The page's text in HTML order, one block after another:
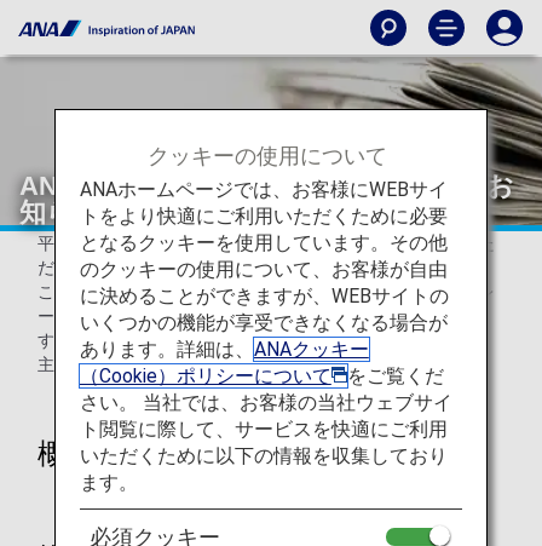
ANAマイレージクラブ会員規約改定のお
知らせ
平素よりANA便ならびにANAマイレージクラブをご利用いた
だき、誠にありがとうございます。
この度、2022年4月11日（月）を改定日として、ANAマイレ
ージクラブ会員規約を一部変更する旨をお知らせいたしま
す。
主な改定点は以下の通りです。
概要
クッキーの使用について
ANAホームページでは、お客様にWEBサイ
トをより快適にご利用いただくために必要
となるクッキーを使用しています。その他
のクッキーの使用について、お客様が自由
に決めることができますが、WEBサイトの
いくつかの機能が享受できなくなる場合が
あります。詳細は、 ANAクッキー
（Cookie）ポリシーについて
をご覧くだ
さい。 当社では、お客様の当社ウェブサイ
ト閲覧に際して、サービスを快適にご利用
いただくために以下の情報を収集しており
ます。
必須クッキー